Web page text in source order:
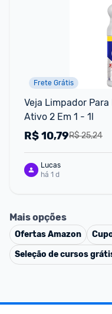
Frete Grátis
Veja Limpador
Ativo 2 Em 1 - 1l
R$ 25,24
R$10,79
Lucas
há 1 d
Mais opções
OfertasAmazon
Seleção de cursos